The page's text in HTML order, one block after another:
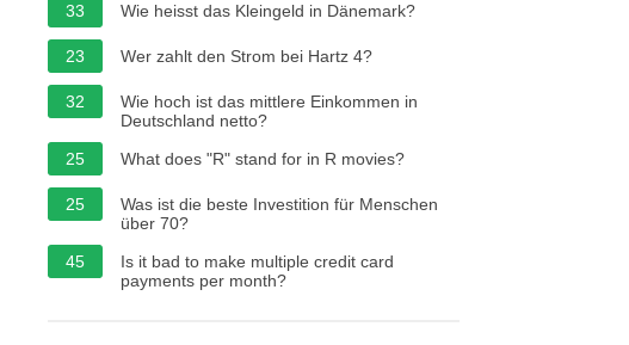
33
Wie heisst das Kleingeld in Dänemark?
23 Wer zahlt den Strom bei Hartz 4?
32
Wie hoch ist das mittlere Einkommen in
Deutschland netto?
25
What does "R" stand for in R movies?
25
Was ist die beste Investition für Menschen
über 70?
45
Is it bad to make multiple credit card
payments per month?